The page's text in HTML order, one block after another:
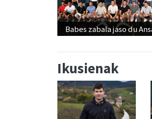
Babes zabala jaso du
Ikusienak